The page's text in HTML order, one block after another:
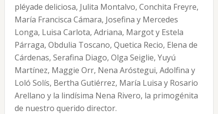
pléyade deliciosa, Julita Montalvo, Conchita Freyre,
María Francisca Cámara, Josefina y Mercedes
Longa, Luisa Carlota, Adriana, Margot y Estela
Párraga, Obdulia Toscano, Quetica Recio, Elena de
Cárdenas, Serafina Diago, Olga Seiglie, Yuyú
Martínez, Maggie Orr, Nena Aróstegui, Adolfina y
Loló Solís, Bertha Gutiérrez, María Luisa y Rosario
Arellano y la lindísima Nena Rivero, la primogénita
de nuestro querido director.